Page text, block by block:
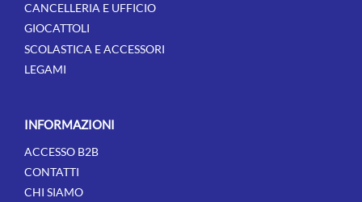
INFORMAZIONI
ACCESSO B2B
CONTATTI
CHI SIAMO
CANCELLERIA E UFFICIO
GIOCATTOLI
SCOLASTICA E ACCESSORI
LEGAMI